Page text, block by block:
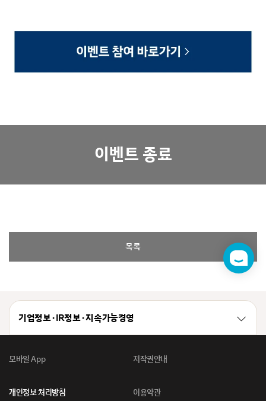
이벤트 종료
목록
챗
봇
기업정보 · IR정보 · 지속가능경영
모바일 App 저작권안내
개인정보 처리방침 이용약관